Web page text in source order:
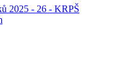
2025 - 26 - KRPŠ